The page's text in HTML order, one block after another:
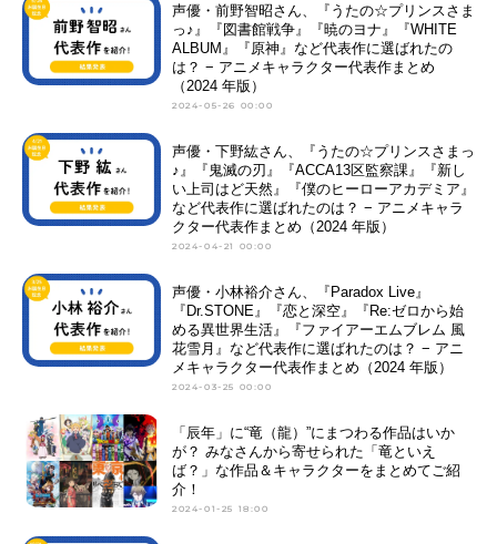
声優・前野智昭さん、『うたの☆プリンスさま
っ♪』『図書館戦争』『暁のヨナ』『WHITE
ALBUM』『原神』など代表作に選ばれたの
は？ − アニメキャラクター代表作まとめ
（2024 年版）
2024-05-26 00:00
声優・下野紘さん、『うたの☆プリンスさまっ
♪』『鬼滅の刃』『ACCA13区監察課』『新し
い上司はど天然』『僕のヒーローアカデミア』
など代表作に選ばれたのは？ − アニメキャラ
クター代表作まとめ（2024 年版）
2024-04-21 00:00
声優・小林裕介さん、『Paradox Live』
『Dr.STONE』『恋と深空』『Re:ゼロから始
める異世界生活』『ファイアーエムブレム 風
花雪月』など代表作に選ばれたのは？ − アニ
メキャラクター代表作まとめ（2024 年版）
2024-03-25 00:00
「辰年」に“竜（龍）”にまつわる作品はいか
が？ みなさんから寄せられた「竜といえ
ば？」な作品＆キャラクターをまとめてご紹
介！
2024-01-25 18:00